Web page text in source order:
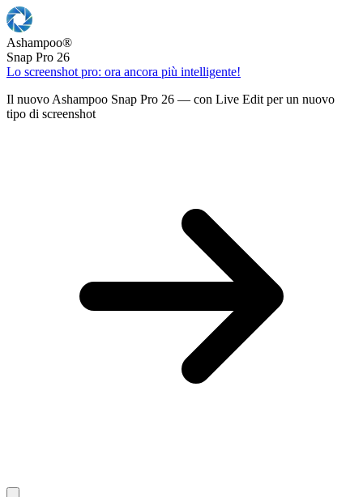
Ashampoo®
Snap Pro 26
Lo screenshot pro: ora ancora più intelligente!
Il nuovo Ashampoo Snap Pro 26 — con Live Edit per un nuovo
tipo di screenshot